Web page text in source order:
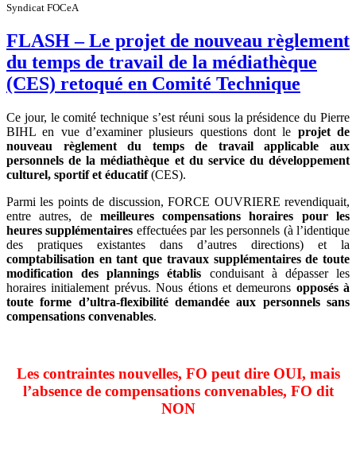
Syndicat FOCeA
FLASH – Le projet de nouveau règlement
du temps de travail de la médiathèque
(CES) retoqué en Comité Technique
Ce jour, le comité technique s’est réuni sous la présidence du Pierre
BIHL en vue d’examiner plusieurs questions dont le projet de
nouveau règlement du temps de travail applicable aux
personnels de la médiathèque et du service du développement
culturel, sportif et éducatif(CES).
Parmi les points de discussion, FORCE OUVRIERE revendiquait,
entre autres, de meilleures compensations horaires pour les
heures supplémentaires effectuées par les personnels (à l’identique
des pratiques existantes dans d’autres directions) et la
comptabilisation en tant que travaux supplémentaires de toute
modification des plannings établis conduisant à dépasser les
horaires initialement prévus. Nous étions et demeurons opposés à
toute forme d’ultra-flexibilité demandée aux personnels sans
compensations convenables.
Les contraintes nouvelles, FO peut dire OUI, mais
l’absence de compensations convenables, FO dit
NON